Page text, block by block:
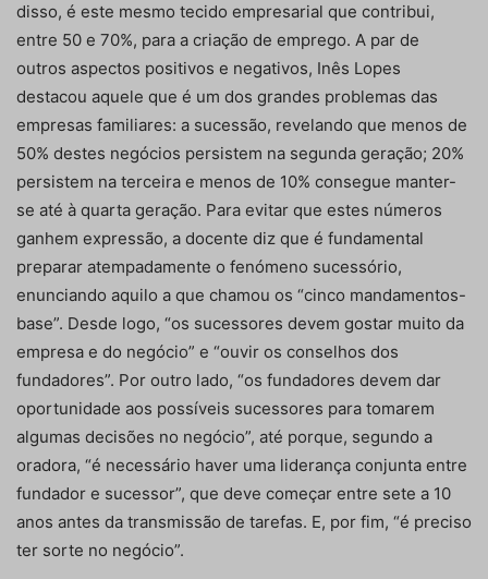
disso, é este mesmo tecido empresarial que contribui,
entre 50 e 70%, para a criação de emprego. A par de
outros aspectos positivos e negativos, Inês Lopes
destacou aquele que é um dos grandes problemas das
empresas familiares: a sucessão, revelando que menos de
50% destes negócios persistem na segunda geração; 20%
persistem na terceira e menos de 10% consegue manter-
se até à quarta geração. Para evitar que estes números
ganhem expressão, a docente diz que é fundamental
preparar atempadamente o fenómeno sucessório,
enunciando aquilo a que chamou os “cinco mandamentos-
base”. Desde logo, “os sucessores devem gostar muito da
empresa e do negócio” e “ouvir os conselhos dos
fundadores”. Por outro lado, “os fundadores devem dar
oportunidade aos possíveis sucessores para tomarem
algumas decisões no negócio”, até porque, segundo a
oradora, “é necessário haver uma liderança conjunta entre
fundador e sucessor”, que deve começar entre sete a 10
anos antes da transmissão de tarefas. E, por fim, “é preciso
ter sorte no negócio”.